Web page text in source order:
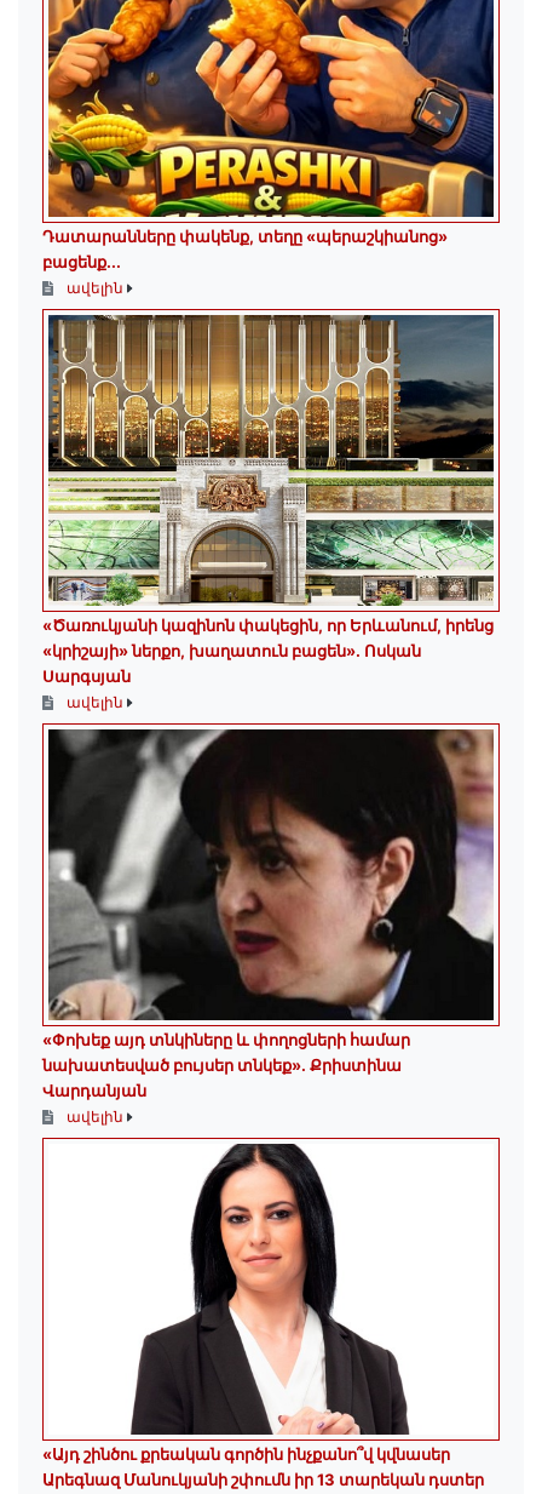
Դատարանները փակենք, տեղը «պերաշկիանոց»
բացենք․․․
ավելին
«Ծառուկյանի կազինոն փակեցին, որ Երևանում, իրենց
«կրիշայի» ներքո, խաղատուն բացեն»․ Ոսկան
Սարգսյան
ավելին
«Փոխեք այդ տնկիները և փողոցների համար
նախատեսված բույսեր տնկեք». Քրիստինա
Վարդանյան
ավելին
«Այդ շինծու քրեական գործին ինչքանո՞վ կվնասեր
Արեգնազ Մանուկյանի շփումն իր 13 տարեկան դստեր